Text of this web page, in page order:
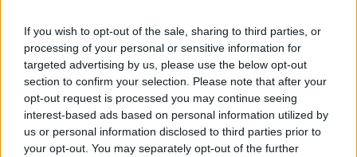
If you wish to opt-out of the sale, sharing to third parties, or
processing of your personal or sensitive information for
targeted advertising by us, please use the below opt-out
section to confirm your selection. Please note that after your
opt-out request is processed you may continue seeing
interest-based ads based on personal information utilized by
us or personal information disclosed to third parties prior to
your opt-out. You may separately opt-out of the further
Una vez detallados los puntos anteriores, ¿Oran es
un buen lugar para vivir como nómada digital?
Con una puntuación de 2,4/5,Oran es un lugar
regular para vivir como nómada digital.